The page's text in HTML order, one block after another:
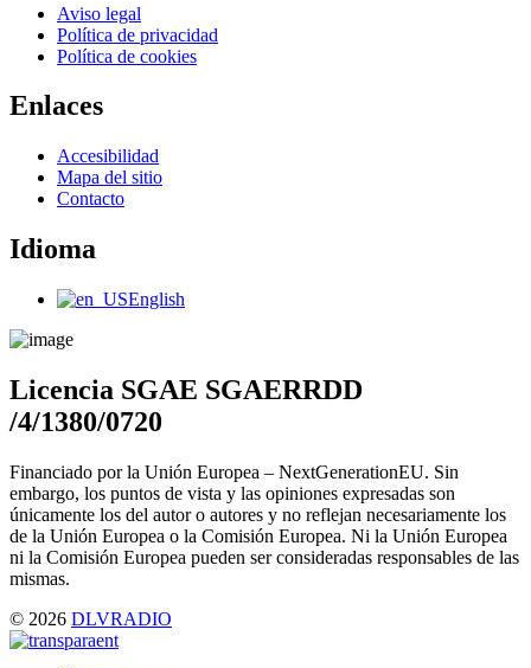
Main
Menu
Aviso legal
Política de privacidad
Política de cookies
Enlaces
Main
Menu
Accesibilidad
Mapa del sitio
Contacto
Idioma
Main
English
Licencia SGAE SGAERRDD
/4/1380/0720
Financiado por la Unión Europea – NextGenerationEU. Sin
embargo, los puntos de vista y las opiniones expresadas son
únicamente los del autor o autores y no reflejan necesariamente los
de la Unión Europea o la Comisión Europea. Ni la Unión Europea
ni la Comisión Europea pueden ser consideradas responsables de las
mismas.
© 2026 DLVRADIO